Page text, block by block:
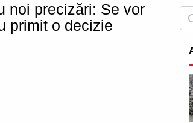
noi precizări: Se vor
primit o decizie